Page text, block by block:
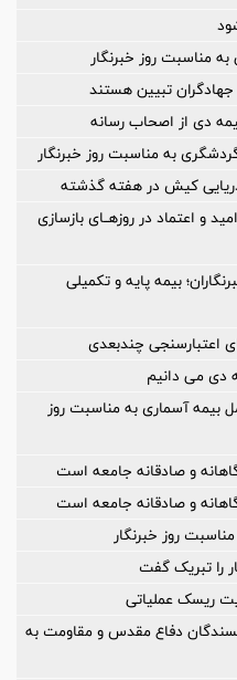
مناسبت روز خبرنگار
تبیین هستند
دی از اصحاب رسانه
به مناسبت روز خبرنگار
و اعتماد در روزهــای بازسازی
بیمه پایه و ‌تکمیلی
اعتبارسنجی چندبعدی
دی می دانیم
بیمه آسماری به مناسبت روز
و صادقانه جامعه است
و صادقانه جامعه است
روز خبرنگار
را تبریک گفت
ریسک عملیاتی
دفاع مقدس و مقاومت به